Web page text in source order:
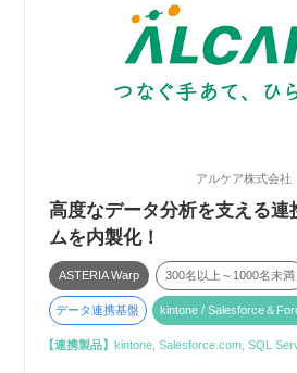
アルケア株式会社
高度なデータ分析を支える連
ムを内製化！
ASTERIA Warp 300名以上～1000名未満
データ連携基盤 kintone / Salesforce＆
【連携製品】kintone, Salesforce.com, SQL